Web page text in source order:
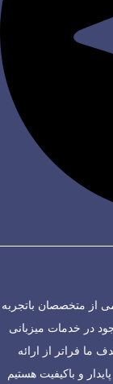
از متخصصان باتجربه
در خدمات میزبانی
ما فراتر از ارائه
و باکیفیت هستیم